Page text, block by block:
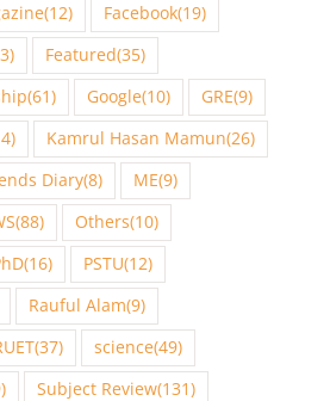
(12) Facebook(19)
Featured(35)
(61) Google(10) GRE(9)
Kamrul Hasan Mamun(26)
Diary(8) ME(9)
(88) Others(10)
(16) PSTU(12)
Rauful Alam(9)
(37) science(49)
Subject Review(131)